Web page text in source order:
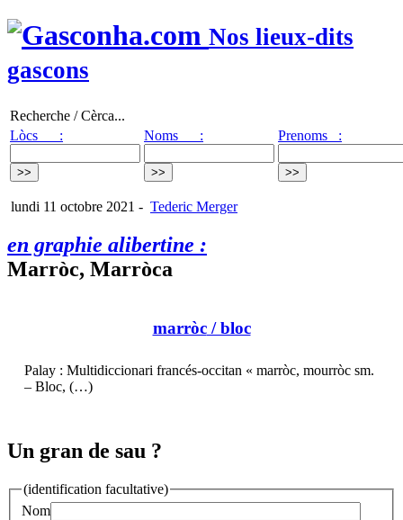
Nos lieux-dits
gascons
Recherche / Cèrca...
Lòcs :
Noms : Prenoms :
lundi 11 octobre 2021 - Tederic Merger
en graphie alibertine :
Marròc, Marròca
marròc/ bloc
Palay : Multidiccionari francés-occitan « marròc, mourròc sm.
– Bloc, (…)
Un gran de sau ?
(identification facultative)
Nom